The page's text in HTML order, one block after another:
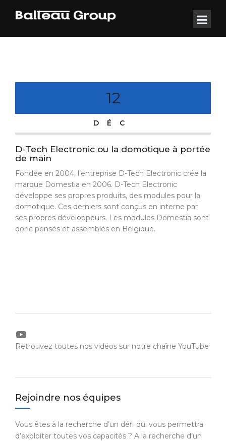
12
DÉC
D-Tech Electronic ou la domotique à portée
de main
Fondée en 2004, l’entreprise D-Tech Electronic crée la
marque Domestia en 2006. D-Tech Electronic
développe ses propres produits, des modules pour la
domotique. Ces derniers sont conçus en interne par
ses propres développeurs. Les modules Domestia sont
donc pensés et assemblés en Belgique.
YouTube
Retrouvez toutes nos vidéos sur notre chaîne YouTube
Rejoindre nos équipes
Vous êtes à la recherche d’un défi qui vous permettra
d’exploiter toutes vos capacités ? A la recherche d’un